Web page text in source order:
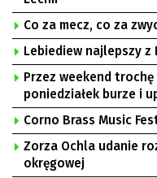
Co za mecz, co za
Lebiediew najlepszy z
Przez weekend
poniedziałek burze i
Corno Brass Music
Zorza Ochla udanie
okręgowej